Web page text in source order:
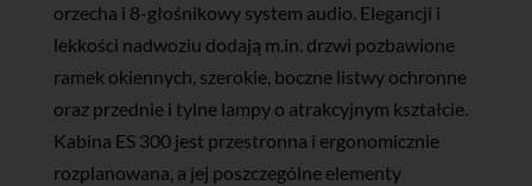
orzecha i 8-głośnikowy system audio. Elegancji i
lekkości nadwoziu dodają m.in. drzwi pozbawione
ramek okiennych, szerokie, boczne listwy ochronne
oraz przednie i tylne lampy o atrakcyjnym kształcie.
Kabina ES 300 jest przestronna i ergonomicznie
rozplanowana, a jej poszczególne elementy